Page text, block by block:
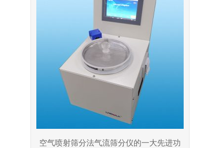
空气喷射筛分法气流筛分仪的一大先进功